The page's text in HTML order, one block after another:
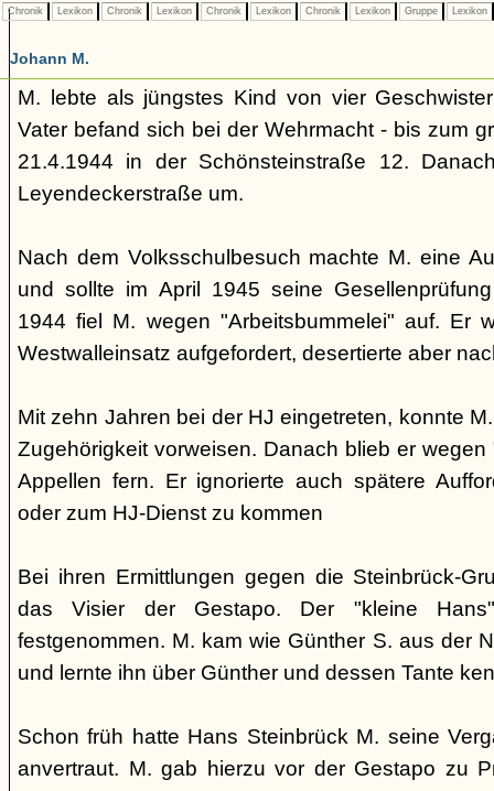
Chronik Lexikon Chronik Lexikon Chronik Lexikon Chronik Lexikon Gruppe Lexikon
Johann M.
M. lebte als jüngstes Kind von vier
Vater befand sich bei der Wehrmacht - bis zum
21.4.1944 in der Schönsteinstraße 12.
Leyendeckerstraße um.
Nach dem Volksschulbesuch machte M. eine
und sollte im April 1945 seine
1944 fiel M. wegen "Arbeitsbummelei" auf. Er
Westwalleinsatz aufgefordert, desertierte aber
Mit zehn Jahren bei der HJ eingetreten, konnte
Zugehörigkeit vorweisen. Danach blieb er
Appellen fern. Er ignorierte auch spätere
oder zum HJ-Dienst zu kommen
Bei ihren Ermittlungen gegen die Steinbrück-
das Visier der Gestapo. Der "kleine
festgenommen. M. kam wie Günther S. aus der
und lernte ihn über Günther und dessen Tante
Schon früh hatte Hans Steinbrück M. seine
anvertraut. M. gab hierzu vor der Gestapo zu